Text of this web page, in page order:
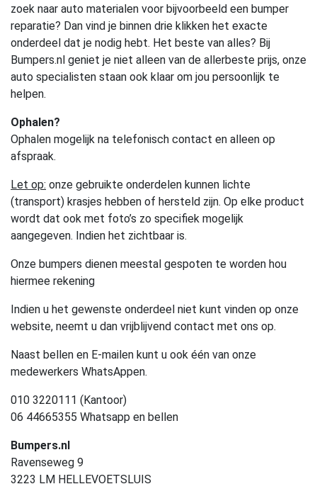
zoek naar auto materialen voor bijvoorbeeld een bumper
reparatie? Dan vind je binnen drie klikken het exacte
onderdeel dat je nodig hebt. Het beste van alles? Bij
Bumpers.nl geniet je niet alleen van de allerbeste prijs, onze
auto specialisten staan ook klaar om jou persoonlijk te
helpen.
Ophalen?
Ophalen mogelijk na telefonisch contact en alleen op
afspraak.
Let op: onze gebruikte onderdelen kunnen lichte
(transport) krasjes hebben of hersteld zijn. Op elke product
wordt dat ook met foto’s zo specifiek mogelijk
aangegeven. Indien het zichtbaar is.
Onze bumpers dienen meestal gespoten te worden hou
hiermee rekening
Indien u het gewenste onderdeel niet kunt vinden op onze
website, neemt u dan vrijblijvend contact met ons op.
Naast bellen en E-mailen kunt u ook één van onze
medewerkers WhatsAppen.
010 3220111 (Kantoor)
06 44665355 Whatsapp en bellen
Bumpers.nl
Ravenseweg 9
3223 LM HELLEVOETSLUIS